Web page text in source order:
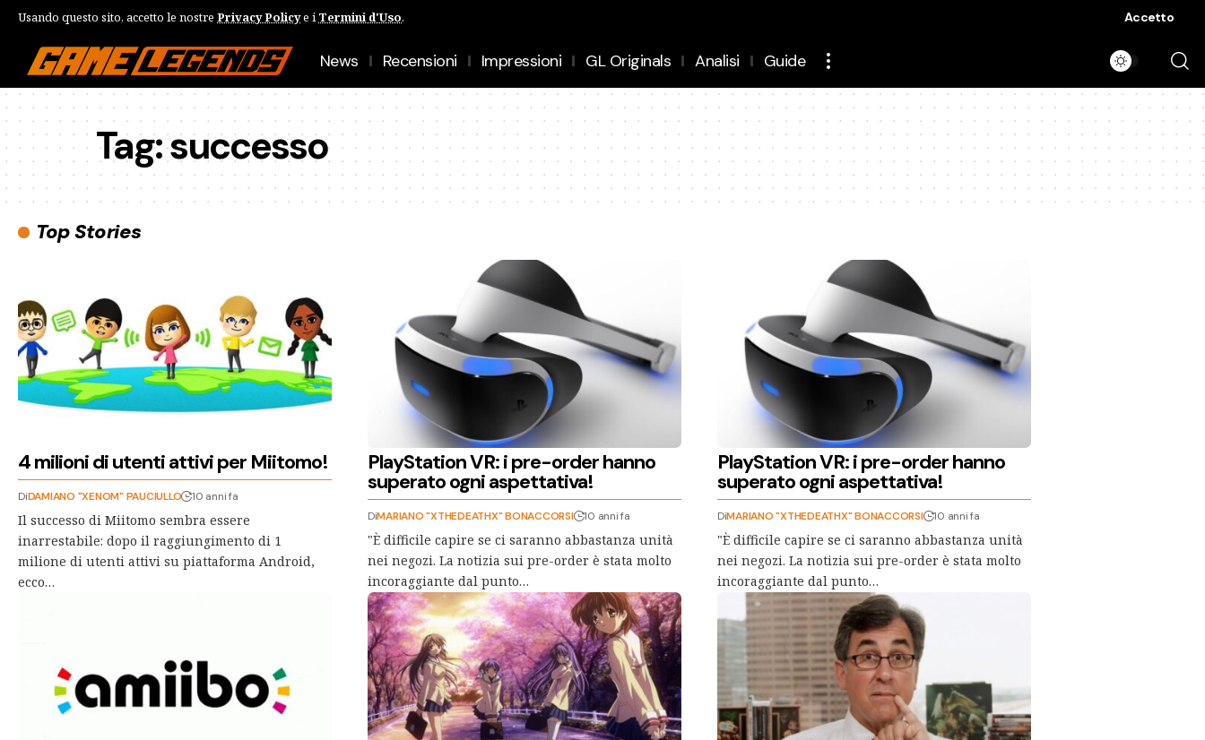
Usando questo sito, accetto le nostre Privacy Policye i Termini d'Uso. Accetto
News Recensioni Impressioni GL Originals Analisi Guide
Tag:successo
Top Stories
4 milioni di utenti attivi per Miitomo!
DiDAMIANO "XENOM" PAUCIULLO 10 anni fa
Il successo di Miitomo sembra essere
inarrestabile: dopo il raggiungimento di 1
milione di utenti attivi su piattaforma Android,
ecco…
PlayStation VR: i pre-order hanno
superato ogni aspettativa!
DiMARIANO "XTHEDEATHX" BONACCORSI 10 anni fa
"È difficile capire se ci saranno abbastanza unità
nei negozi. La notizia sui pre-order è stata molto
incoraggiante dal punto…
PlayStation VR: i pre-order hanno
superato ogni aspettativa!
DiMARIANO "XTHEDEATHX" BONACCORSI 10 anni fa
"È difficile capire se ci saranno abbastanza unità
nei negozi. La notizia sui pre-order è stata molto
incoraggiante dal punto…